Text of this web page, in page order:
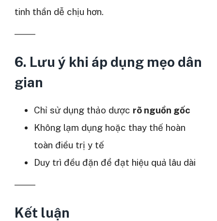
tinh thần dễ chịu hơn.
6. Lưu ý khi áp dụng mẹo dân
gian
Chỉ sử dụng thảo dược rõ nguồn gốc
Không lạm dụng hoặc thay thế hoàn
toàn điều trị y tế
Duy trì đều đặn để đạt hiệu quả lâu dài
Kết luận